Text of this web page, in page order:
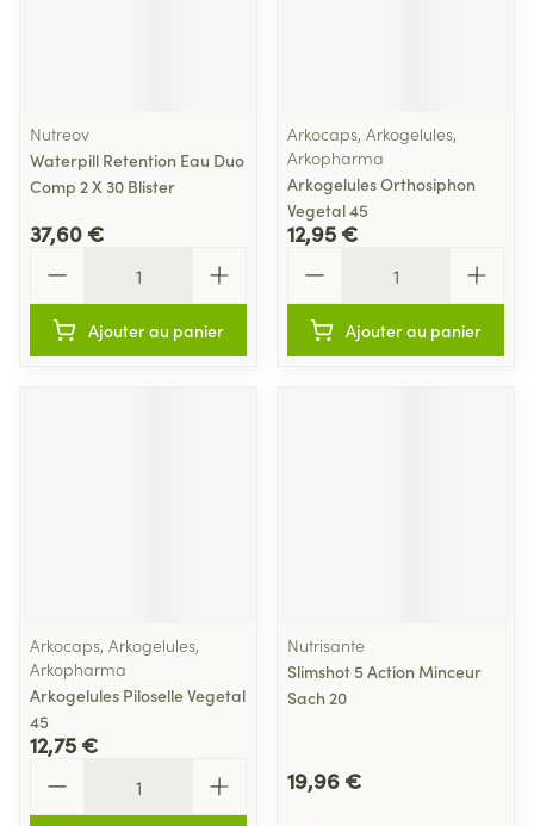
Nutreov
Waterpill Retention Eau Duo
Comp 2 X 30 Blister
37,60 €
Ajouter au panier
Arkocaps, Arkogelules,
Arkopharma
Arkogelules Orthosiphon
Vegetal 45
12,95 €
Ajouter au panier
Arkocaps, Arkogelules,
Arkopharma
Arkogelules Piloselle Vegetal
45
12,75 €
Nutrisante
Slimshot 5 Action Minceur
Sach 20
19,96 €